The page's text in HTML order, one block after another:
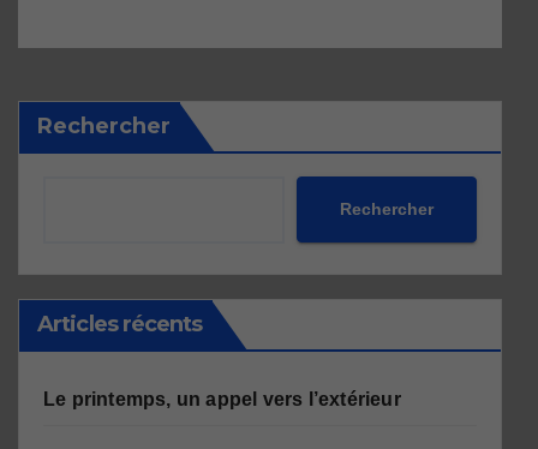
Rechercher
Rechercher
Articles récents
Le printemps, un appel vers l’extérieur